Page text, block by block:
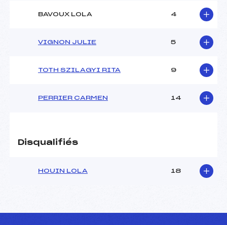
U14
BAVOUX LOLA 4
VIGNON JULIE 5
TOTH SZILAGYI RITA 9
PERRIER CARMEN 14
Disqualifiés
HOUIN LOLA 18